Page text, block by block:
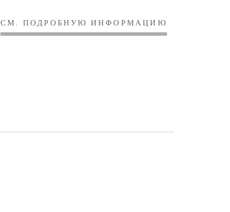
СМ. ПОДРОБНУЮ ИНФОРМАЦИЮ